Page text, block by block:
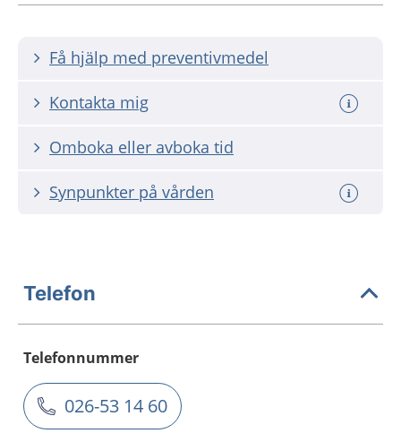
Få hjälp med preventivmedel
Kontakta mig
Omboka eller avboka tid
Synpunkter på vården
Telefon
Telefonnummer
026-53 14 60